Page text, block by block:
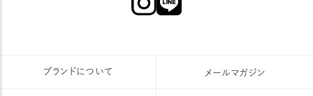
ブランドについて メールマガジン